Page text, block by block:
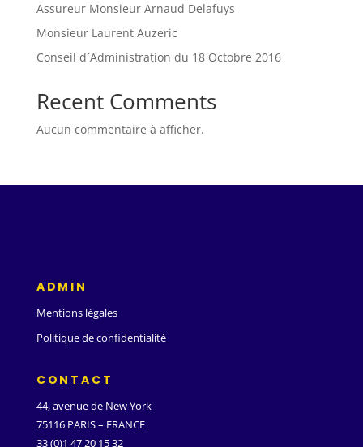
Assureur Monsieur Arnaud Delafuys
Monsieur Laurent Auzeric
Conseil d´Administration du 18 Octobre 2016
Recent Comments
Aucun commentaire à afficher.
ADMIN
Mentions légales
Politique de confidentialité
CONTACT
44, avenue de New York
75116 PARIS – FRANCE
33 (0)1 47 20 15 32